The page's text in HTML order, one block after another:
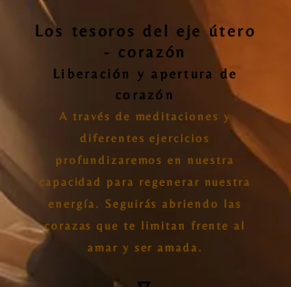
Los tesoros del eje útero
- corazón
Liberación y apertura de
corazón
A través de meditaciones y
diferentes ejercicios
profundizaremos en nuestra
capacidad para regenerar nuestra
energía. Seguirás abriendo las
corazas que te limitan frente al
amar y ser amada.